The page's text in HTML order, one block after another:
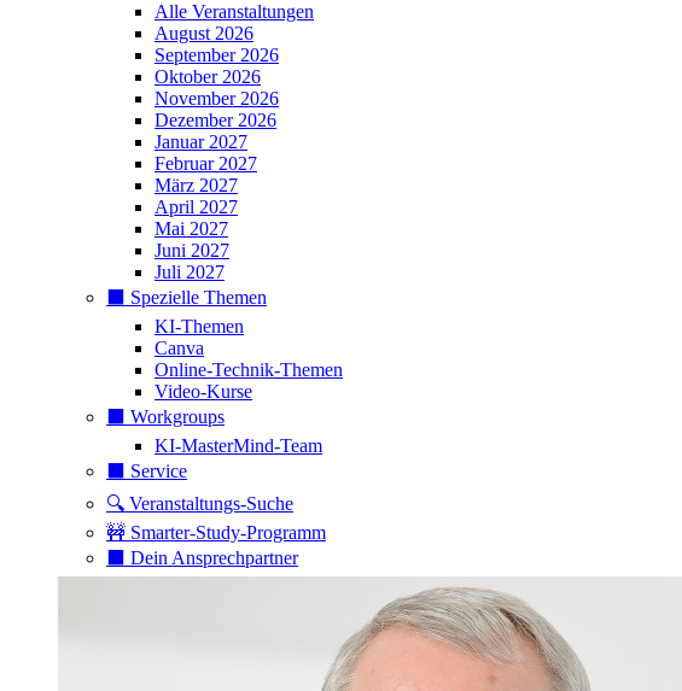
Alle Veranstaltungen
August 2026
September 2026
Oktober 2026
November 2026
Dezember 2026
Januar 2027
Februar 2027
März 2027
April 2027
Mai 2027
Juni 2027
Juli 2027
⬛️ Spezielle Themen
KI-Themen
Canva
Online-Technik-Themen
Video-Kurse
⬛️ Workgroups
KI-MasterMind-Team
⬛️ Service
🔍 Veranstaltungs-Suche
🚧 Smarter-Study-Programm
⬛️ Dein Ansprechpartner